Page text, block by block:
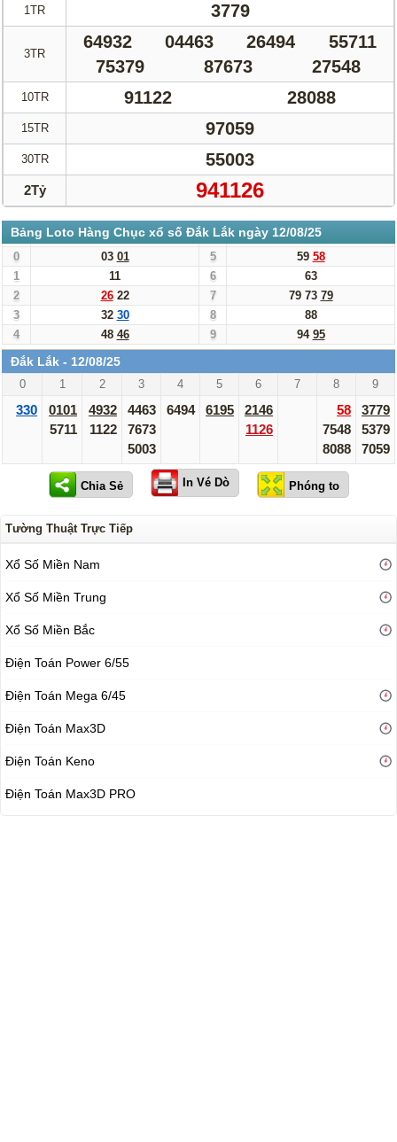
1TR 3779
3TR
64932 04463 26494
55711
75379
87673 27548
10TR 91122 28088
15TR 97059
30TR 55003
2Tỷ 941126
Bảng Loto Hàng Chục xổ số Đắk Lắk ngày 12/08/25
0 03 01 5 59 58
1
11 6
63
2
26 22 7 79 73 79
3
32 30 8
88
4
48 46 9 94 95
Đắk Lắk - 12/08/25
0 1 2 3 4 5 6 7 8 9
330
0101
5711
4932
1122
4463
7673
5003
6494 6195
2146
1126
58
7548
8088
3779
5379
7059
In Vé Dò
Tường Thuật Trực Tiếp
Xổ Số Miền Nam
Xổ Số Miền Trung
Xổ Số Miền Bắc
Điện Toán Power 6/55
Điện Toán Mega 6/45
Điện Toán Max3D
Điện Toán Keno
Điện Toán Max3D PRO